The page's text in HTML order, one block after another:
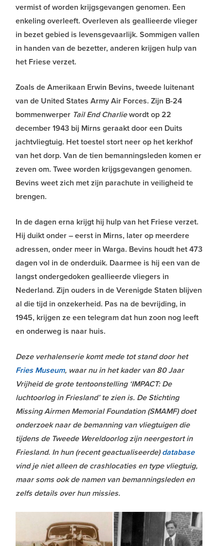
vermist of worden krijgsgevangen genomen. Een
enkeling overleeft. Overleven als geallieerde vlieger
in bezet gebied is levensgevaarlijk. Sommigen vallen
in handen van de bezetter, anderen krijgen hulp van
het Friese verzet.
Zoals de Amerikaan Erwin Bevins, tweede luitenant
van de United States Army Air Forces. Zijn B-24
bommenwerper Tail End Charliewordt op 22
december 1943 bij Mirns geraakt door een Duits
jachtvliegtuig. Het toestel stort neer op het kerkhof
van het dorp. Van de tien bemanningsleden komen er
zeven om. Twee worden krijgsgevangen genomen.
Bevins weet zich met zijn parachute in veiligheid te
brengen.
In de dagen erna krijgt hij hulp van het Friese verzet.
Hij duikt onder – eerst in Mirns, later op meerdere
adressen, onder meer in Warga. Bevins houdt het 473
dagen vol in de onderduik. Daarmee is hij een van de
langst ondergedoken geallieerde vliegers in
Nederland. Zijn ouders in de Verenigde Staten blijven
al die tijd in onzekerheid. Pas na de bevrijding, in
1945, krijgen ze een telegram dat hun zoon nog leeft
en onderweg is naar huis.
Deze verhalenserie komt mede tot stand door het
Fries Museum, waar nu in het kader van 80 Jaar
Vrijheid de grote tentoonstelling ‘IMPACT: De
luchtoorlog in Friesland’ te zien is. De Stichting
Missing Airmen Memorial Foundation (SMAMF) doet
onderzoek naar de bemanning van vliegtuigen die
tijdens de Tweede Wereldoorlog zijn neergestort in
Friesland. In hun (recent geactualiseerde)database
vind je niet alleen de crashlocaties en type vliegtuig,
maar soms ook de namen van bemanningsleden en
zelfs details over hun missies.